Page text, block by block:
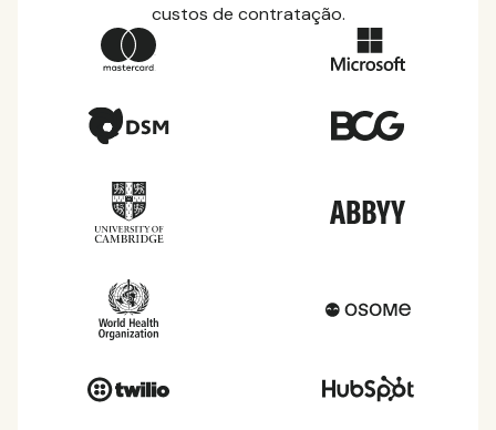
custos de contratação.